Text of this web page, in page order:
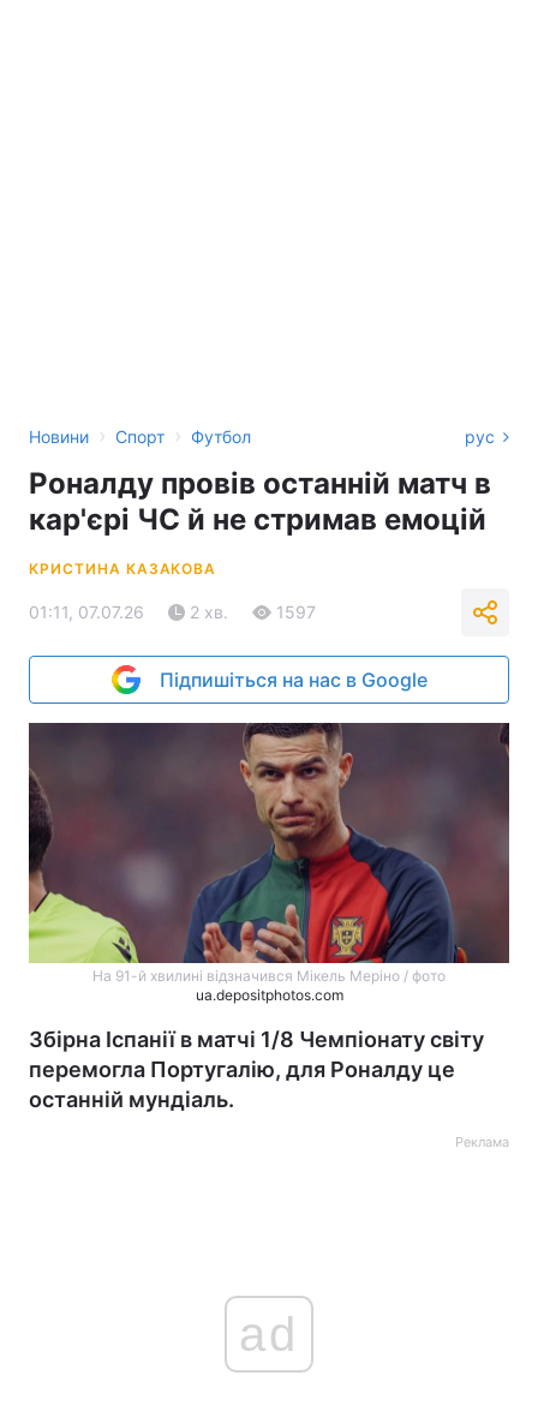
Новини › Спорт › Футбол рус
Роналду провів останній матч в
кар'єрі ЧС й не стримав емоцій
КРИСТИНА КАЗАКОВА
01:11, 07.07.26 2 хв. 1597
Підпишіться на нас в Google
На 91-й хвилині відзначився Мікель Меріно / фото
ua.depositphotos.com
Збірна Іспанії в матчі 1/8 Чемпіонату світу
перемогла Португалію, для Роналду це
останній мундіаль.
Реклама
ad